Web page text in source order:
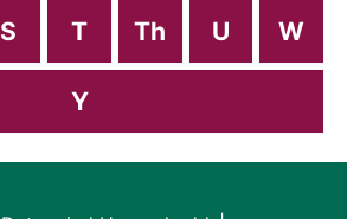
S T Th U W
Y